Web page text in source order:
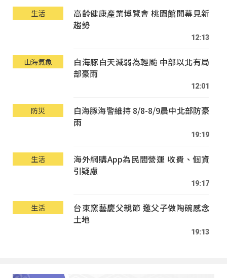
生活
高齡健康產業博覽會 桃園館開幕見新
趨勢
12:13
山海氣象
白海豚白天減弱為輕颱 中部以北有局
部豪雨
12:01
防災
白海豚海警維持 8/8-8/9晨中北部防豪
雨
19:19
生活
海外網購App為民間營運 收費、個資
引疑慮
19:17
生活
台東窯藝慶父親節 邀父子做陶碗感念
土地
19:13